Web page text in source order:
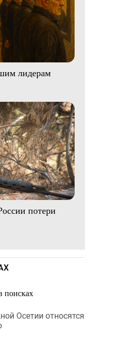
лидерам
потери
поисках
Осетии относятся